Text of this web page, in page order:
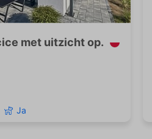
met uitzicht op.
Ja